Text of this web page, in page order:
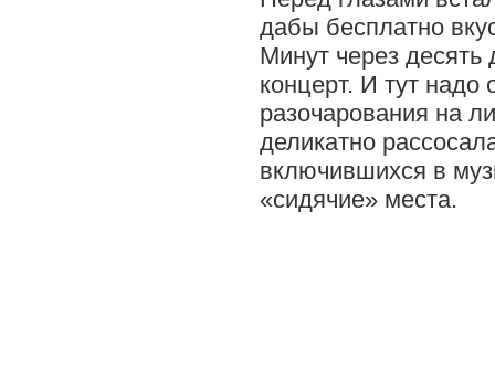
дабы бесплатно
Минут через десять
концерт. И тут надо
разочарования на
деликатно
включившихся в
«сидячие» места.